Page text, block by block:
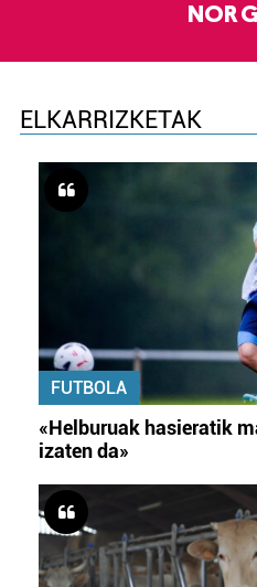
NOR
ELKARRIZKETAK
FUTBOLA
«Helburuak hasieratik
izaten da»